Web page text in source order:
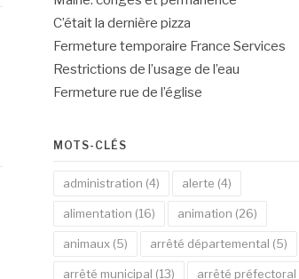
C’était la dernière pizza
Fermeture temporaire France Services
Restrictions de l’usage de l’eau
Fermeture rue de l’église
MOTS-CLÉS
administration (4) alerte (4)
alimentation (16) animation (26)
animaux(5) arrêté départemental (5)
arrêté municipal (13) arrêté préfectoral